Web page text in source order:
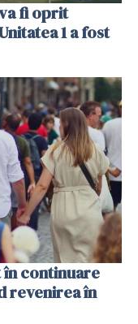
fi oprit
1 a fost
continuare
revenirea în